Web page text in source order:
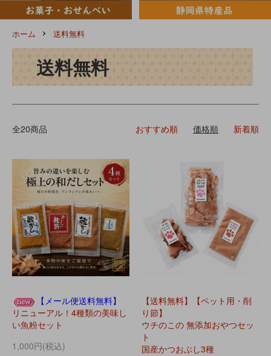
ホーム 送料無料
送料無料
全20商品 おすすめ順 価格順 新着順
【メール便送料無料】
リニューアル！4種類の美味し
い魚粉セット
1,000円(税込)
【送料無料】【ペット用・削
り節】
ウチのこの 無添加おやつセッ
ト
国産かつおぶし3種